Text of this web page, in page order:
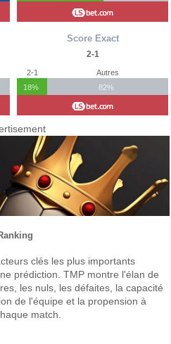
Score Exact
2-1
2-1
18%
Autres
82%
clés les plus importants
prédiction. TMP montre l'élan de
les nuls, les défaites, la capacité
de l'équipe et la propension à
match.